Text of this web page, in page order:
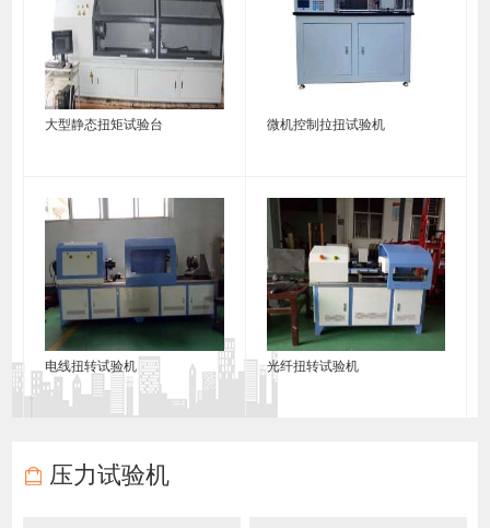
大型静态扭矩试验台 微机控制拉扭试验机
电线扭转试验机 光纤扭转试验机
压力试验机